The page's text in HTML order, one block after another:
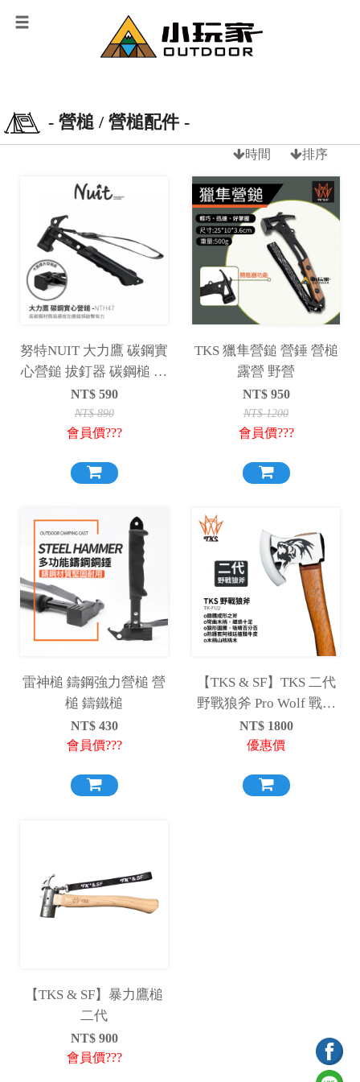
- 營槌 / 營槌配件 -
時間 排序
努特NUIT 大力鷹 碳鋼實
心營鎚 拔釘器 碳鋼槌 帳
篷營槌 帳棚營錘 營鎚 營
錘 NTH47
NT$ 590
NT$890
會員價???
TKS 獵隼營鎚 營錘 營槌
露營 野營
NT$ 950
NT$1200
會員價???
雷神槌 鑄鋼強力營槌 營
槌 鑄鐵槌
NT$ 430
會員價???
【TKS & SF】TKS 二代
野戰狼斧 Pro Wolf 戰斧
斧頭 砍材劈柴 野營 露營
登山 TK
NT$ 1800
優惠價
【TKS & SF】暴力鷹槌
二代
NT$ 900
會員價???